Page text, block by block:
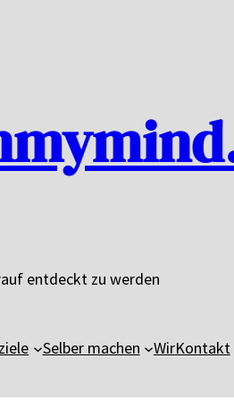
entdeckt zu werden
Selber machen WirKontakt